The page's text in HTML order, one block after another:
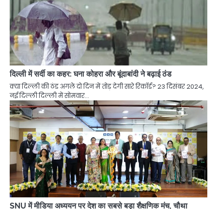
दिल्ली में सर्दी का कहर: घना कोहरा और बूंदाबांदी ने बढ़ाई ठंड
क्या दिल्ली की ठंड अगले दो दिन में तोड़ देगी सारे रिकॉर्ड? 23 दिसंबर 2024,
नई दिल्ली दिल्ली में सोमवार…
SNU में मीडिया अध्ययन पर देश का सबसे बड़ा शैक्षणिक मंच, चौथा